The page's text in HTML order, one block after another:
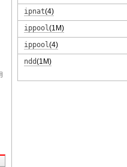
ipnat(4)
ippool(1M)
ippool(4)
ndd(1M)